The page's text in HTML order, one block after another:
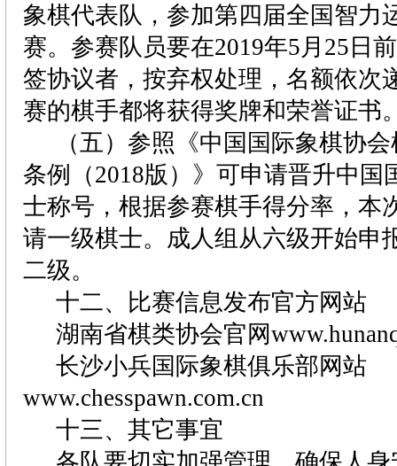
象棋代表队，参加第四届全国智力
赛。参赛队员要在2019年5 月 25 日
签协议者，按弃权处理，名额依次
赛的棋手都将获得奖牌和荣誉证书
（五）参照《中国国际象棋协
条例（2018版）》可申请晋升中国
士称号，根据参赛棋手得分率，本
请一级棋士。成人组从六级开始申
二级。
十二、比赛信息发布官方网站
湖南省棋类协会官网
长沙小兵国际象棋俱乐部网站
www.chesspawn.com.cn
十三、其它事宜